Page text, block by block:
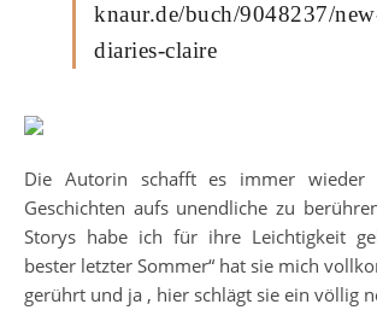
knaur.de/buch/9048237/
diaries-claire
Die Autorin schafft es immer
Geschichten aufs unendliche zu
Storys habe ich für ihre Leichtigkeit
bester letzter Sommer“ hat sie mich
gerührt und ja , hier schlägt sie ein völlig